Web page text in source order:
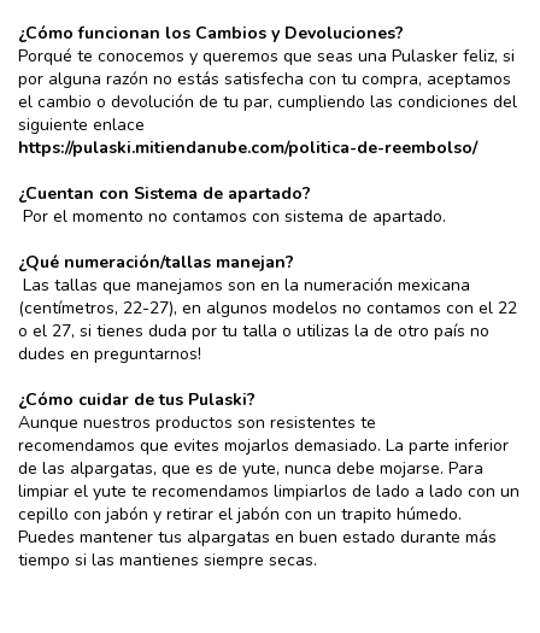
¿Cómo funcionan los Cambios y Devoluciones?
Porqué te conocemos y queremos que seas una Pulasker feliz, si
por alguna razón no estás satisfecha con tu compra, aceptamos
el cambio o devolución de tu par, cumpliendo las condiciones del
siguiente enlace
https://pulaski.mitiendanube.com/politica-de-reembolso/
¿Cuentan con Sistema de apartado?
Por el momento no contamos con sistema de apartado.
¿Qué numeración/tallas manejan?
Las tallas que manejamos son en la numeración mexicana
(centímetros, 22-27), en algunos modelos no contamos con el 22
o el 27, si tienes duda por tu talla o utilizas la de otro país no
dudes en preguntarnos!
¿Cómo cuidar de tus Pulaski?
Aunque nuestros productos son resistentes te
recomendamos que evites mojarlos demasiado. La parte inferior
de las alpargatas, que es de yute, nunca debe mojarse. Para
limpiar el yute te recomendamos limpiarlos de lado a lado con un
cepillo con jabón y retirar el jabón con un trapito húmedo.
Puedes mantener tus alpargatas en buen estado durante más
tiempo si las mantienes siempre secas.